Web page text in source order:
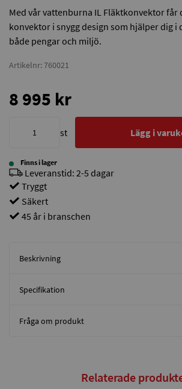
Med vår vattenburna IL Fläktkonvektor får
konvektor i snygg design som hjälper dig i
både pengar och miljö.
Artikelnr: 760021
8 995 kr
st Lägg i
Finns i lager
Leveranstid: 2-5 dagar
Tryggt
Säkert
45 år i branschen
Beskrivning
Specifikation
Fråga om produkt
Relaterade